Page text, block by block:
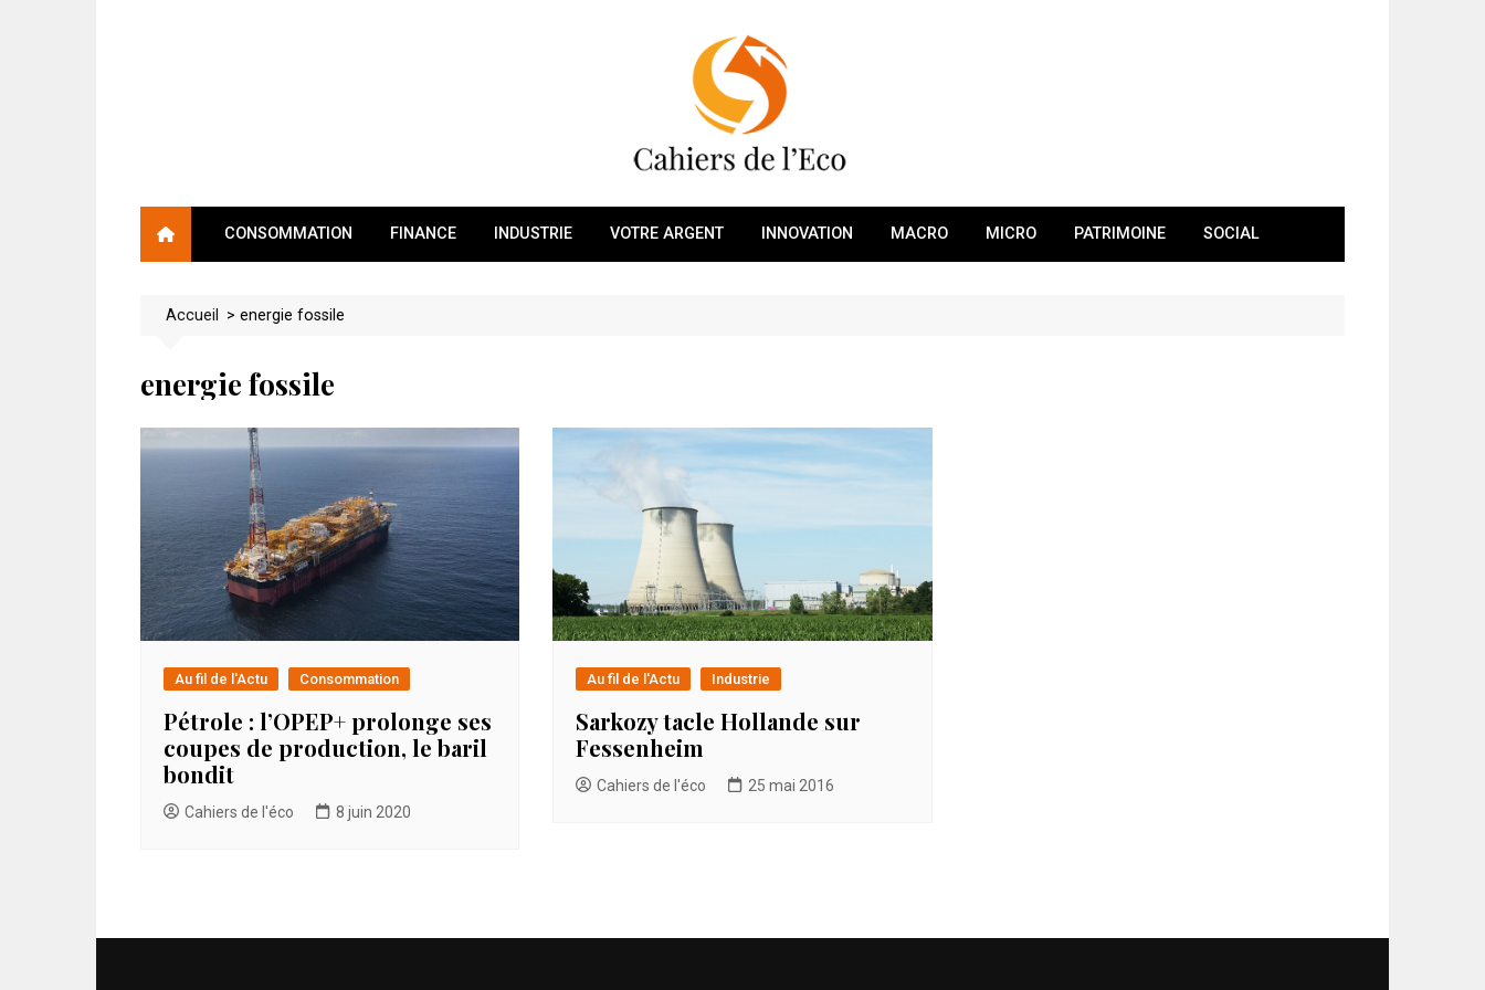
CONSOMMATION FINANCE INDUSTRIE VOTRE ARGENT INNOVATION MACRO MICRO PATRIMOINE SOCIAL
Accueil >energie fossile
energie fossile
Au fil de l'Actu Consommation
Pétrole : l’OPEP+ prolonge ses
coupes de production, le baril
bondit
Cahiers de l'éco 8 juin 2020
Au fil de l'Actu Industrie
Sarkozy tacle Hollande sur
Fessenheim
Cahiers de l'éco 25 mai 2016